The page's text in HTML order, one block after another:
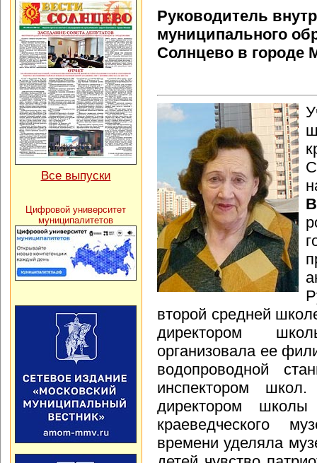
Руководитель
муниципального
Солнцево в городе
второй средней
директором
организовала ее
водопроводной
инспектором
директором
краеведческого
времени уделяла
Все выпуски
Цифровой университет
муниципалитетов